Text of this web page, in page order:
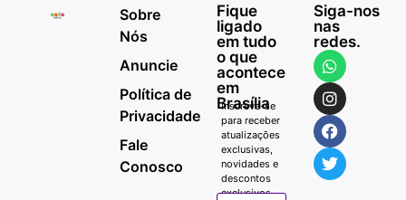
Sobre
Nós
Anuncie
Política de
Privacidade
Fale
Conosco
Fique
ligado
em tudo
o que
acontece
em
Brasília
Inscreva-se
para receber
atualizações
exclusivas,
novidades e
descontos
exclusivos.
Siga-nos
nas
redes.